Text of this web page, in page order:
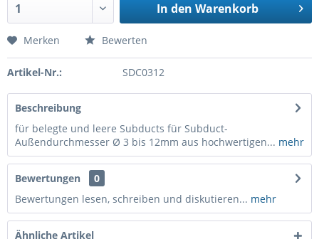
In den Warenkorb
Merken Bewerten
Artikel-Nr.: SDC0312
Beschreibung
für belegte und leere Subducts für Subduct-
Außendurchmesser Ø 3 bis 12mm aus hochwertigen... mehr
Bewertungen
0
Bewertungen lesen, schreiben und diskutieren... mehr
Ähnliche Artikel